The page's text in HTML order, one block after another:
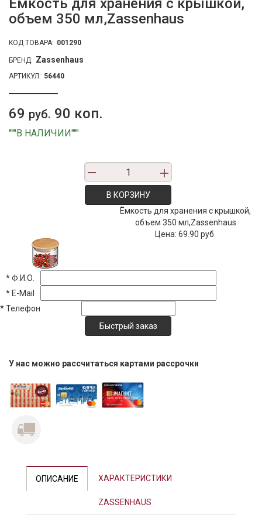
объем 350 мл,Zassenhaus
КОД ТОВАРА: 001290
БРЕНД: Zassenhaus
АРТИКУЛ: 56440
69 руб. 90 коп.
"""В НАЛИЧИИ"""
В КОРЗИНУ
Ёмкость для хранения с крышкой,
объем 350 мл,Zassenhaus
Цена:69.90 руб.
*Ф.И.О.
*E-Mail
*Телефон
У нас можно рассчитаться картами рассрочки
ОПИСАНИЕ ХАРАКТЕРИСТИКИ
ZASSENHAUS